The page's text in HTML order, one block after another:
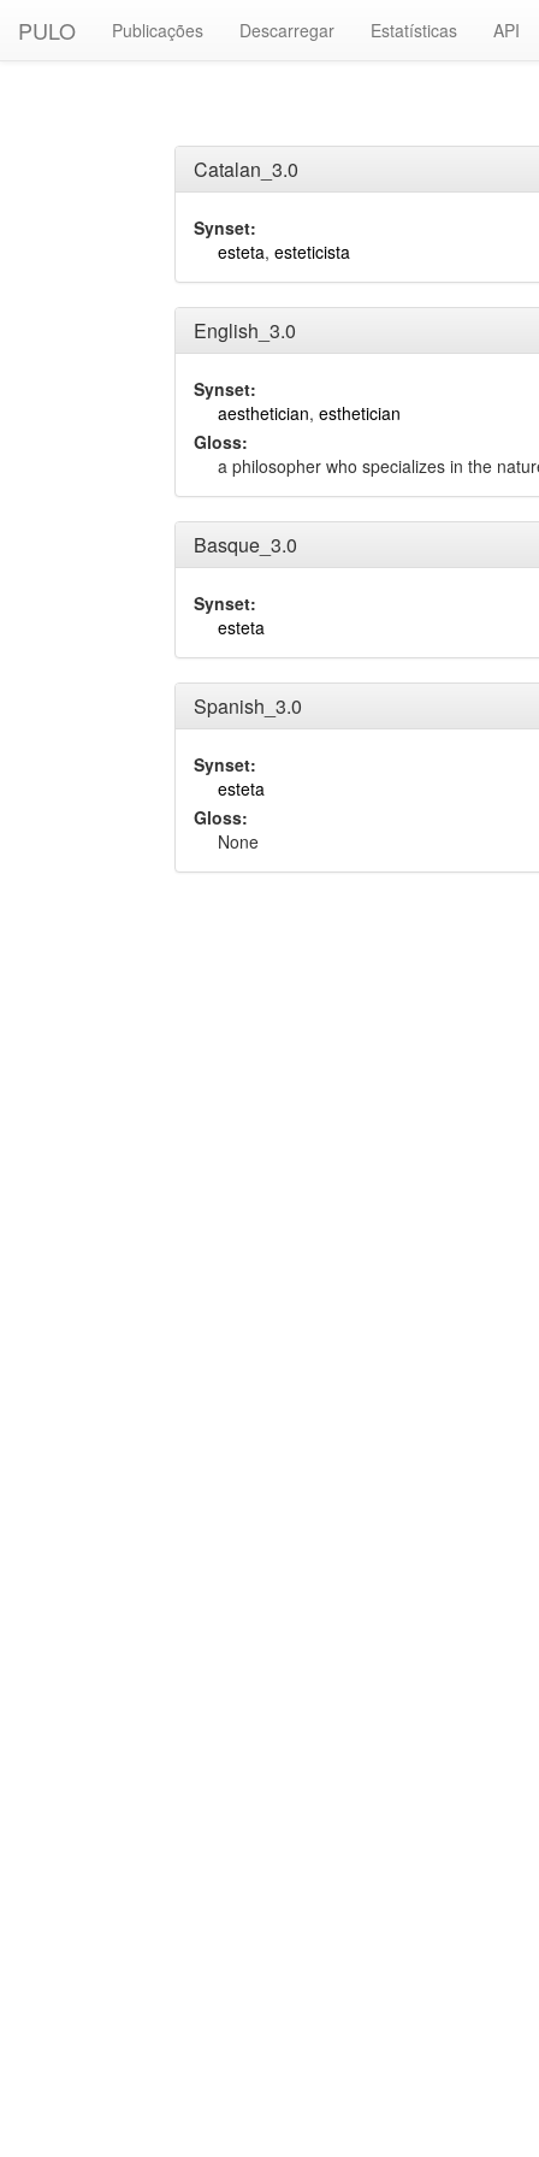
PULO Publicações Descarregar Estatísticas API
Catalan_3.0
Synset:
esteta, esteticista
English_3.0
Synset:
aesthetician, esthetician
Gloss:
a philosopher who specializes in the
Basque_3.0
Synset:
esteta
Spanish_3.0
Synset:
esteta
Gloss:
None